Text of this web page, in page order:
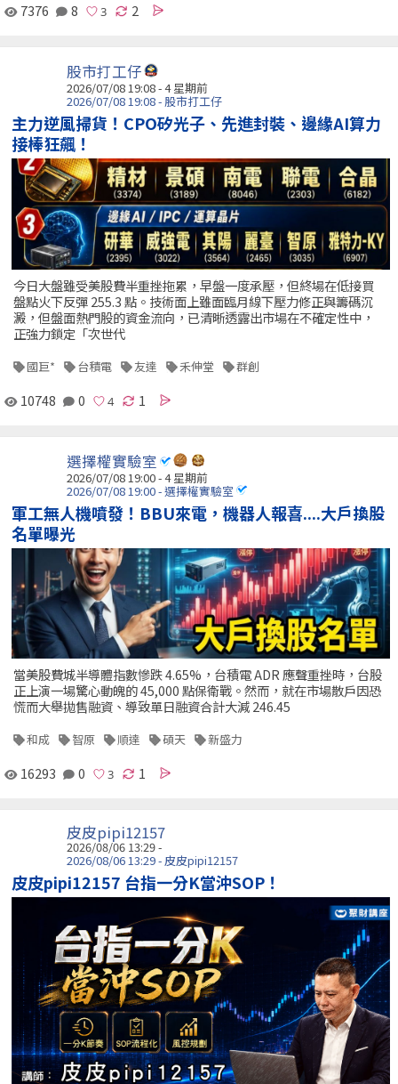
7376 8 2
股市打工仔
2026/07/08 19:08 - 4 星期前
2026/07/08 19:08 - 股市打工仔
主力逆風掃貨！CPO矽光子、先進封裝、邊緣AI算力
接棒狂飆！
今日大盤雖受美股費半重挫拖累，早盤一度承壓，但終場在低接買
盤點火下反彈 255.3 點。技術面上雖面臨月線下壓力修正與籌碼沉
澱，但盤面熱門股的資金流向，已清晰透露出市場在不確定性中，
正強力鎖定「次世代
國巨* 台積電 友達 禾伸堂 群創
10748 0 1
選擇權實驗室
2026/07/08 19:00 - 4 星期前
2026/07/08 19:00 - 選擇權實驗室
軍工無人機噴發！BBU來電，機器人報喜....大戶換股
名單曝光
當美股費城半導體指數慘跌 4.65%，台積電 ADR 應聲重挫時，台股
正上演一場驚心動魄的 45,000 點保衛戰。然而，就在市場散戶因恐
慌而大舉拋售融資、導致單日融資合計大減 246.45
和成 智原 順達 碩天 新盛力
16293 0 1
皮皮pipi12157
2026/08/06 13:29 -
2026/08/06 13:29 - 皮皮pipi12157
皮皮pipi12157 台指一分K當沖SOP！